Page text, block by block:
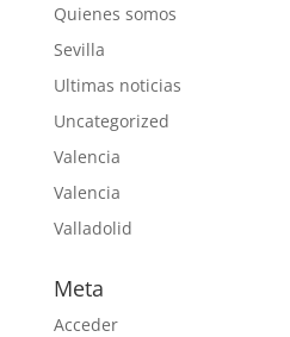
Quienes somos
Sevilla
Ultimas noticias
Uncategorized
Valencia
Valencia
Valladolid
Meta
Acceder